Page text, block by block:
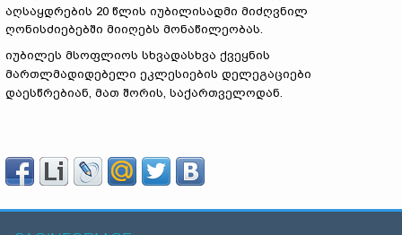
აღსაყდრების 20 წლის იუბილისადმი მიძღვნილ
ღონისძიებებში მიიღებს მონაწილეობას.
იუბილეს მსოფლიოს სხვადასხვა ქვეყნის
მართლმადიდებელი ეკლესიების დელეგაციები
დაესწრებიან, მათ შორის, საქართველოდან.